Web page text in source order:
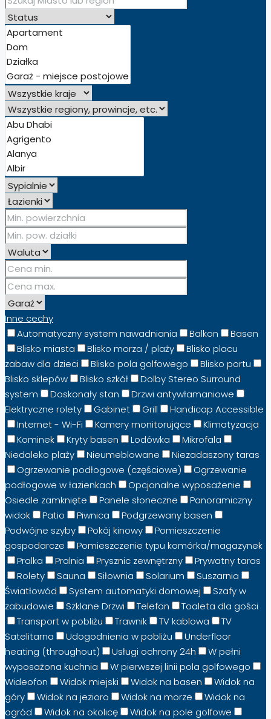
Inne cechy
Automatyczny system nawadniania
Balkon
Basen
Blisko miasta
Blisko morza / plaży
Blisko placu
zabaw dla dzieci
Blisko pola golfowego
Blisko portu
Blisko sklepów
Blisko szkół
Dolby Stereo Surround
system
Doskonały stan
Drzwi antywłamaniowe
Elektryczne rolety
Gabinet Grill
Handicap Accessible
Internet - Wi-Fi
Kamery monitorujące
Klimatyzacja
Kominek
Kryty basen Lodówka
Mikrofala
Niedaleko plaży
Nieumeblowane
Niezadaszony taras
Ogrzewanie podłogowe (częściowe)
Ogrzewanie
podłogowe w łazienkach
Opcjonalne wyposażenie
Osiedle zamknięte
Panele słoneczne
Panoramiczny
widok
Patio Piwnica
Podgrzewany basen
Podwójne szyby
Pokój kinowy
Pomieszczenie
gospodarcze
Pomieszczenie typu komórka/magazynek
Pralka
Pralnia Prysznic zewnętrzny
Prywatny taras
Rolety
Sauna Siłownia Solarium
Suszarnia
Światłowód
System automatyki domowej
Szafy w
zabudowie
Szklane Drzwi Telefon
Toaleta dla gości
Transport w pobliżu
Trawnik TV kablowa
TV
Satelitarna
Udogodnienia w pobliżu
Underfloor
heating (throughout)
Usługi ochrony 24h
W pełni
wyposażona kuchnia
W pierwszej linii pola golfowego
Wideofon
Widok miejski Widok na basen
Widok na
góry
Widok na jezioro Widok na morze
Widok na
ogród
Widok na okolicę
Widok na pole golfowe